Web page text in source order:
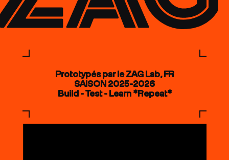
Prototypés par le ZAG Lab, FR
SAISON 2025-2026
Build - Test - Learn *Repeat*